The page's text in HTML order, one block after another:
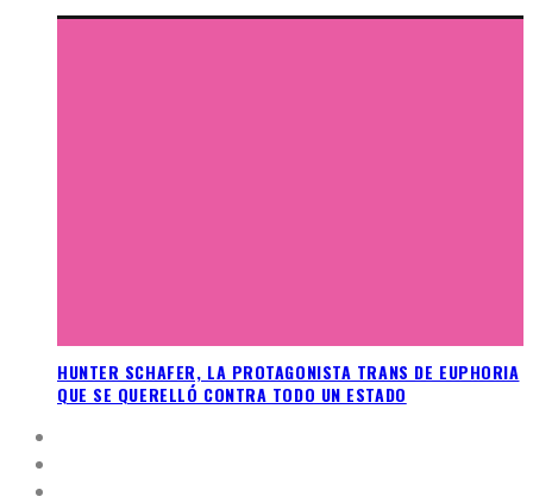
HUNTER SCHAFER, LA PROTAGONISTA TRANS DE EUPHORIA
QUE SE QUERELLÓ CONTRA TODO UN ESTADO